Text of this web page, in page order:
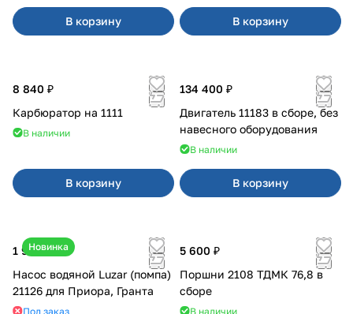
В корзину В корзину
8 840 ₽
Карбюратор на 1111
В наличии
В корзину
134 400 ₽
Двигатель 11183 в сборе, без
навесного оборудования
В наличии
В корзину
Новинка
1 990 ₽
Насос водяной Luzar (помпа)
21126 для Приора, Гранта
Под заказ
5 600 ₽
Поршни 2108 ТДМК 76,8 в
сборе
В наличии